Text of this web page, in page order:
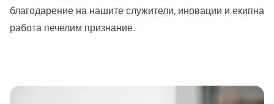
благодарение на нашите служители, иновации и екипна
работа печелим признание.